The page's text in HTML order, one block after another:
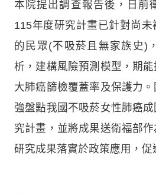
本院提出調查報告後，日前
115年度研究計畫已針對尚未
的民眾(不吸菸且無家族史)
析，建構風險預測模型，期
大肺癌篩檢覆蓋率及保護力
強盤點我國不吸菸女性肺癌
究計畫，並將成果送衛福部
研究成果落實於政策應用，促